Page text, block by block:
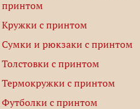
принтом
Кружки с принтом
Сумки и рюкзаки с принтом
Толстовки с принтом
Термокружки с принтом
Футболки с принтом